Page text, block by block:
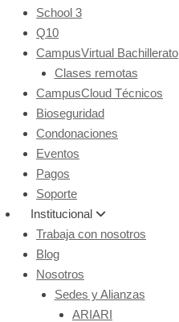
School 3
Q10
CampusVirtual Bachillerato
Clases remotas
CampusCloud Técnicos
Bioseguridad
Condonaciones
Eventos
Pagos
Soporte
Institucional
Trabaja con nosotros
Blog
Nosotros
Sedes y Alianzas
ARIARI